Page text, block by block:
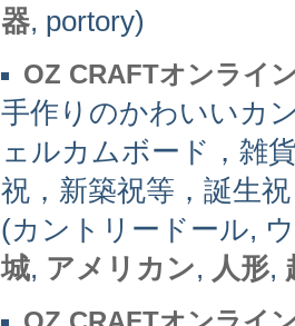
器, portory)
OZ CRAFTオンライ
手作りのかわいいカ
ェルカムボード，雑
祝，新築祝等，誕生
(カントリードール,
城, アメリカン, 人形,